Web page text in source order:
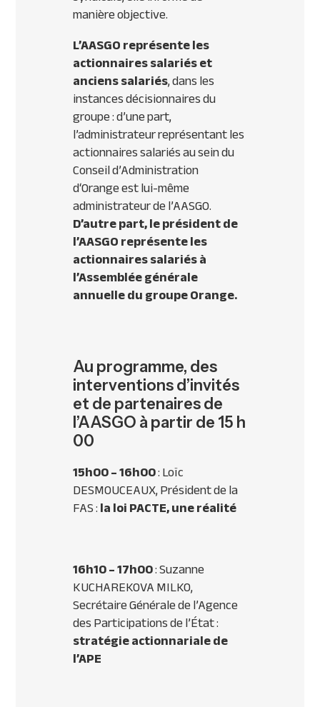
manière objective.
L’AASGO représente les
actionnaires salariés et
anciens salariés, dans les
instances décisionnaires du
groupe : d’une part,
l’administrateur représentant les
actionnaires salariés au sein du
Conseil d’Administration
d‘Orange est lui-même
administrateur de l’AASGO.
D’autre part, le président de
l’AASGO représente les
actionnaires salariés à
l’Assemblée générale
annuelle du groupe Orange.
Au programme, des
interventions d’invités
et de partenaires de
l’AASGO à partir de 15 h
00
15h00 – 16h00: Loïc
DESMOUCEAUX, Président de la
FAS :la loi PACTE, une réalité
16h10 – 17h00: Suzanne
KUCHAREKOVA MILKO,
Secrétaire Générale de l’Agence
des Participations de l’État :
stratégie actionnariale de
l’APE